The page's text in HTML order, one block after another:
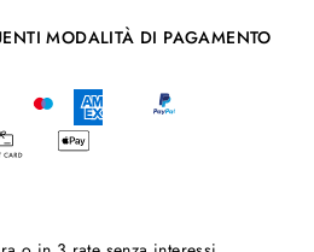
MODALITÀ DI PAGAMENTO